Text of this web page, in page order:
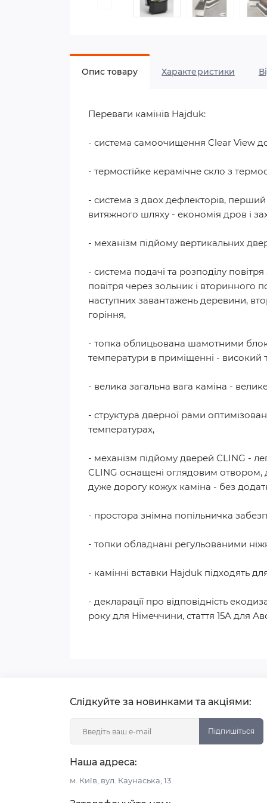
Опис товару Характеристики
Переваги камінів Hajduk:
- система самоочищення Clear View
- термостійке керамічне скло з
- система з двох дефлекторів,
витяжного шляху - економія дров і
- механізм підйому вертикальних
- система подачі та розподілу
повітря через зольник і вторинного
наступних завантажень деревини,
горіння,
- топка облицьована шамотними
температури в приміщенні - високий
- велика загальна вага каміна -
- структура дверної рами
температурах,
- механізм підйому дверей CLING -
CLING оснащені оглядовим отвором,
дуже дорогу кожух каміна - без
- простора знімна попільничка
- топки обладнані регульованими
- камінні вставки Hajduk підходять
- декларації про відповідність
року для Німеччини, стаття 15A для
Слідкуйте за новинками та акціями:
Підпишіться
Наша адреса:
м. Київ, вул. Каунаська, 13